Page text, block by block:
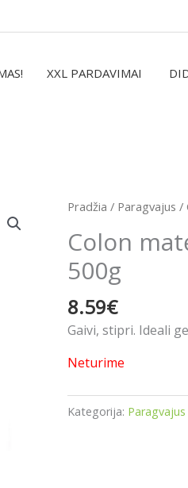
XXL PARDAVIMAI
Pradžia / Paragvajus /
Colon
500g
8.59€
Gaivi, stipri. Ideali
Neturime
Kategorija: Paragvajus